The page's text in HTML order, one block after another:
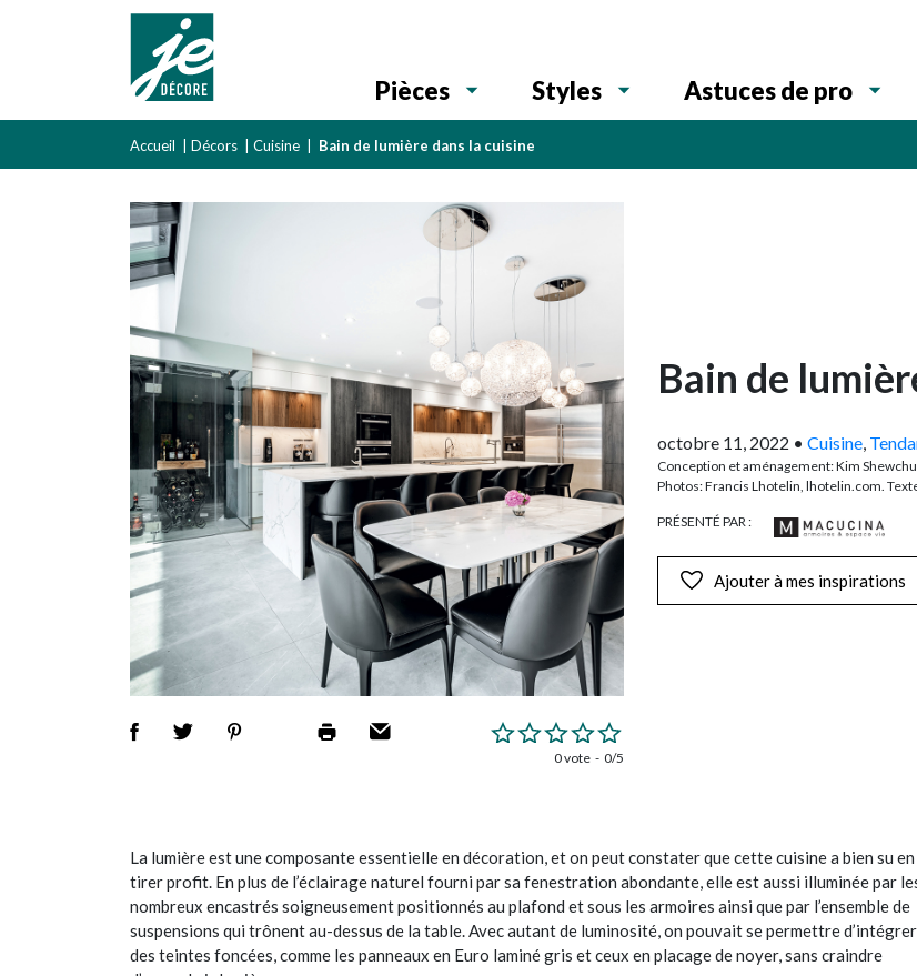
Pièces Styles Astuces de pro
Accueil Décors Cuisine Bain de lumière dans la cuisine
0 vote 0/5
Bain de
octobre 11, 2022 • Cuisine
Conception et aménagement: Kim
Photos: Francis Lhotelin, lhotelin.com.
PRÉSENTÉ PAR :
Ajouter à mes inspirations
La lumière est une composante essentielle en décoration, et on peut constater que cette cuisine a bien su en
tirer profit. En plus de l’éclairage naturel fourni par sa fenestration abondante, elle est aussi illuminée par
nombreux encastrés soigneusement positionnés au plafond et sous les armoires ainsi que par l’ensemble de
suspensions qui trônent au-dessus de la table. Avec autant de luminosité, on pouvait se permettre d’intégrer
des teintes foncées, comme les panneaux en Euro laminé gris et ceux en placage de noyer, sans craindre